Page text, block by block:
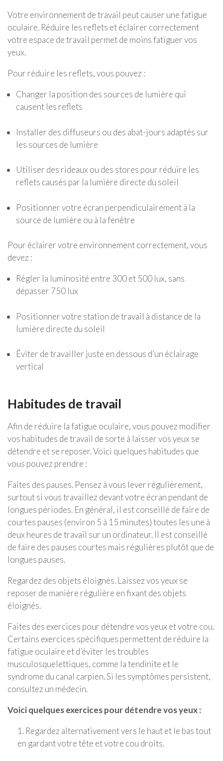
Votre environnement de travail peut causer une fatigue
oculaire. Réduire les reflets et éclairer correctement
votre espace de travail permet de moins fatiguer vos
yeux.
Pour réduire les reflets, vous pouvez :
Changer la position des sources de lumière qui
causent les reflets
Installer des diffuseurs ou des abat-jours adaptés sur
les sources de lumière
Utiliser des rideaux ou des stores pour réduire les
reflets causés par la lumière directe du soleil
Positionner votre écran perpendiculairement à la
source de lumière ou à la fenêtre
Pour éclairer votre environnement correctement, vous
devez :
Régler la luminosité entre 300 et 500 lux, sans
dépasser 750 lux
Positionner votre station de travail à distance de la
lumière directe du soleil
Éviter de travailler juste en dessous d’un éclairage
vertical
Habitudes de travail
Afin de réduire la fatigue oculaire, vous pouvez modifier
vos habitudes de travail de sorte à laisser vos yeux se
détendre et se reposer. Voici quelques habitudes que
vous pouvez prendre :
Faites des pauses. Pensez à vous lever régulièrement,
surtout si vous travaillez devant votre écran pendant de
longues périodes. En général, il est conseillé de faire de
courtes pauses (environ 5 à 15 minutes) toutes les une à
deux heures de travail sur un ordinateur. Il est conseillé
de faire des pauses courtes mais régulières plutôt que de
longues pauses.
Regardez des objets éloignés. Laissez vos yeux se
reposer de manière régulière en fixant des objets
éloignés.
Faites des exercices pour détendre vos yeux et votre cou.
Certains exercices spécifiques permettent de réduire la
fatigue oculaire et d’éviter les troubles
musculosquelettiques, comme la tendinite et le
syndrome du canal carpien. Si les symptômes persistent,
consultez un médecin.
Voici quelques exercices pour détendre vos yeux :
1. Regardez alternativement vers le haut et le bas tout
en gardant votre tête et votre cou droits.